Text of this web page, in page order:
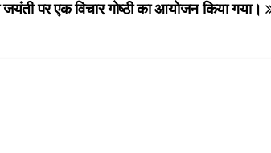
जयंती पर एक विचार गोष्ठी का आयोजन किया गया।